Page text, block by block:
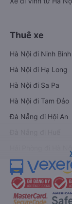
Xe đi Sapa từ Hà
Xe đi Vinh từ Hà Nội
Thuê xe
Hà Nội đi Ninh Bình
Hà Nội đi Hạ Long
Hà Nội đi Sa Pa
Đà Nẵng đi Huế
Hải Phòng đi Hà